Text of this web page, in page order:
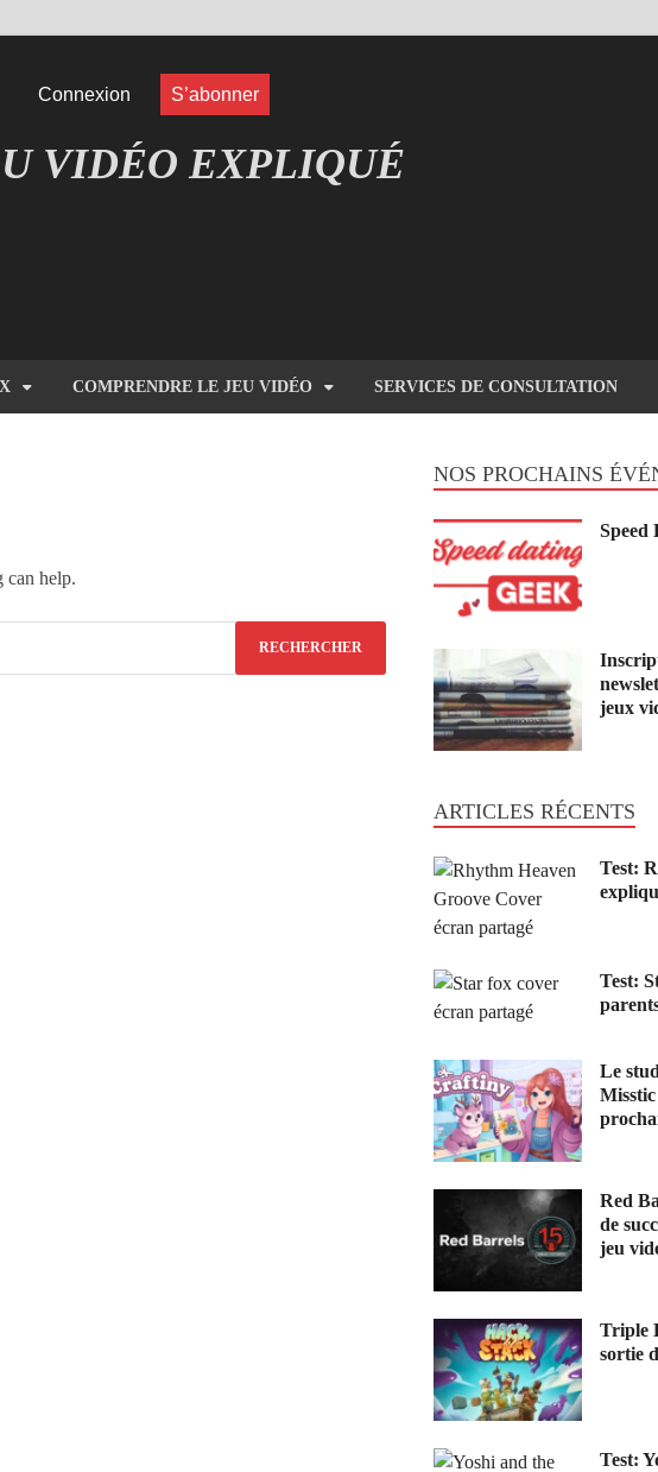
Connexion S’abonner
LES JEUX VIDÉO
VIDÉO EXPLIQUÉ
COMPRENDRE LE JEU VIDÉO SERVICES DE CONSULTATION
can help.
NOS PROCHAINS
Speed
jeux
ARTICLES RÉCENTS
Test:
Test:
Le
Red
de
jeu
Triple
sortie
Test: